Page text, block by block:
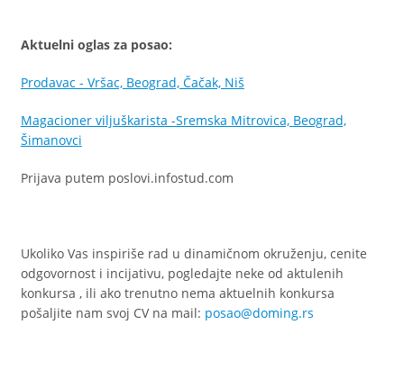
Aktuelni oglas za posao:
Prodavac - Vršac, Beograd, Čačak, Niš
Magacioner viljuškarista -Sremska Mitrovica, Beograd,
Šimanovci
Prijava putem poslovi.infostud.com
Ukoliko Vas inspiriše rad u dinamičnom okruženju, cenite
odgovornost i incijativu, pogledajte neke od aktulenih
konkursa , ili ako trenutno nema aktuelnih konkursa
pošaljite nam svoj CV na mail: posao@doming.rs